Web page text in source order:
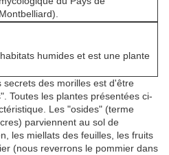
Montbelliard).
humides et est une plante
des morilles est d'être
Toutes les plantes présentées ci-
Les "osides" (terme
parviennent au sol de
les miellats des feuilles, les fruits
(nous reverrons le pommier dans